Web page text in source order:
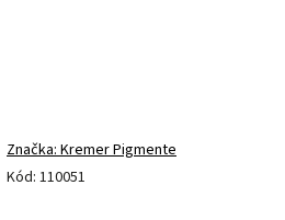
Kód: 110051
Značka:Kremer Pigmente